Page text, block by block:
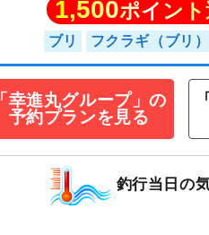
乗合
☆午前ショート
釣りプラン☆＝
方は予約時に要
い。＝
10,000 円/人
1,500
ブリ
「幸進丸グループ」の
予約プランを見る
釣行当日の